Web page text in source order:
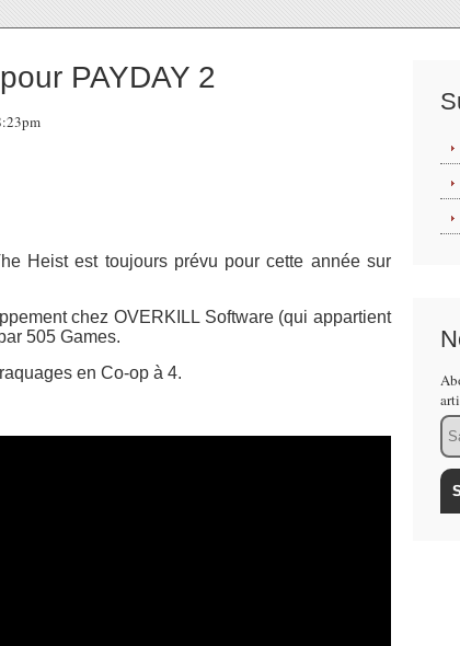
PAYDAY 2
Heist est toujours prévu pour cette année sur
chez OVERKILL Software (qui appartient
505 Games.
en Co-op à 4.